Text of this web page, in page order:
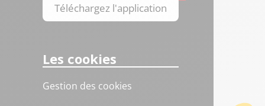
Téléchargez l'application
Les cookies
Gestion des cookies